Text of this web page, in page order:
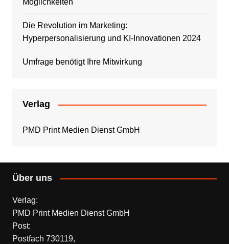
Möglichkeiten
Die Revolution im Marketing:
Hyperpersonalisierung und KI-Innovationen 2024
Umfrage benötigt Ihre Mitwirkung
Verlag
PMD Print Medien Dienst GmbH
Über uns
Verlag:
PMD Print Medien Dienst GmbH
Post:
Postfach 730119,